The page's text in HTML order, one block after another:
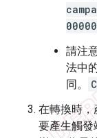
請注
法中
同。
在轉換時，
要產生觸發